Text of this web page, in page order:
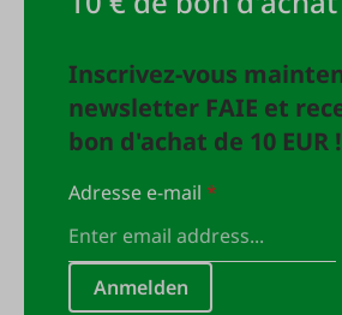
Inscrivez-vous
newsletter FAIE et
bon d'achat de 10 EUR !
Adresse e-mail*
Anmelden